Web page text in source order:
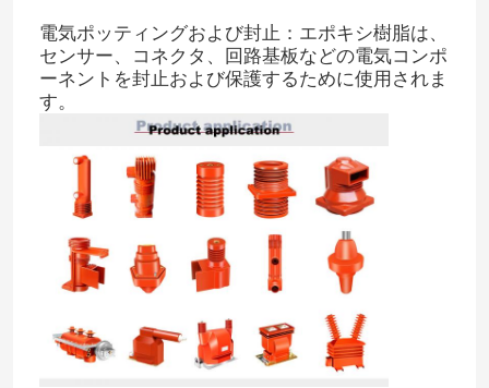
電気ポッティングおよび封止：エポキシ樹脂は、
センサー、コネクタ、回路基板などの電気コンポ
ーネントを封止および保護するために使用されま
す。